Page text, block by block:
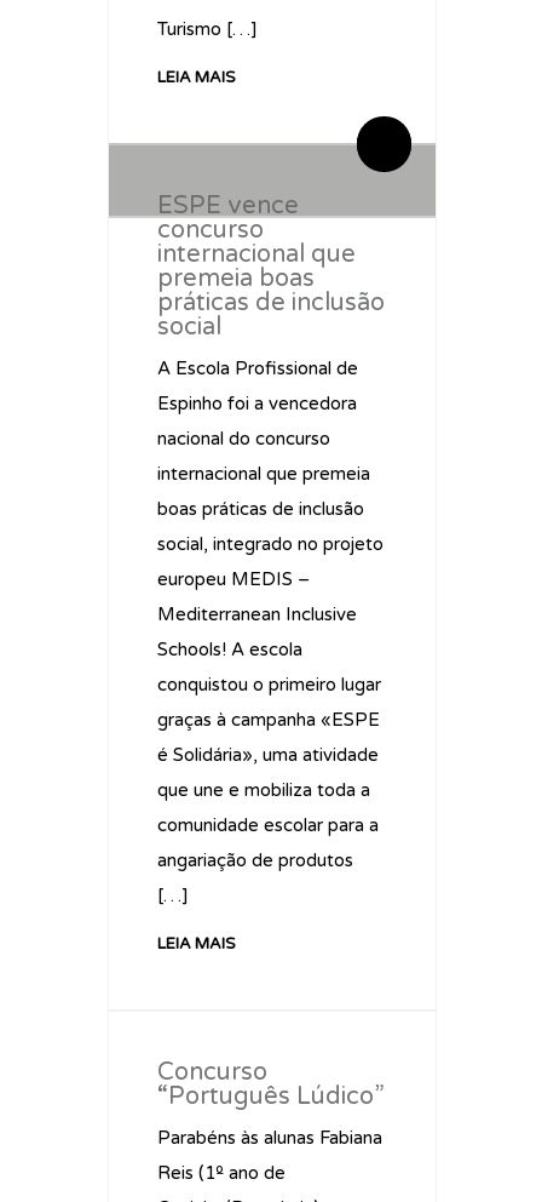
Turismo […]
LEIA MAIS
ESPE vence
concurso
internacional que
premeia boas
práticas de inclusão
social
A Escola Profissional de
Espinho foi a vencedora
nacional do concurso
internacional que premeia
boas práticas de inclusão
social, integrado no projeto
europeu MEDIS –
Mediterranean Inclusive
Schools! A escola
conquistou o primeiro lugar
graças à campanha «ESPE
é Solidária», uma atividade
que une e mobiliza toda a
comunidade escolar para a
angariação de produtos
[…]
LEIA MAIS
Concurso
“Português Lúdico”
Parabéns às alunas Fabiana
Reis (1º ano de